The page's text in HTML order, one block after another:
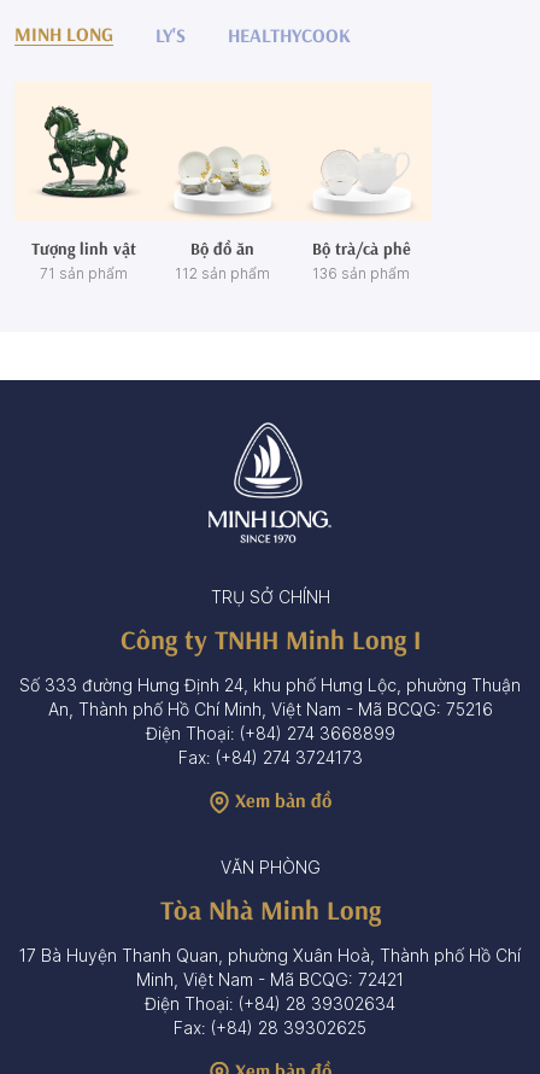
MINH LONG LY'S HEALTHYCOOK
Tượng linh vật
71 sản phẩm
Bộ đồ ăn
112 sản phẩm
Bộ trà/cà phê
136 sản phẩm
TRỤ SỞ CHÍNH
Công ty TNHH Minh Long I
Số 333 đường Hưng Định 24, khu phố Hưng Lộc, phường Thuận
An, Thành phố Hồ Chí Minh, Việt Nam - Mã BCQG: 75216
Điện Thoại: (+84) 274 3668899
Fax: (+84) 274 3724173
Xem bản đồ
VĂN PHÒNG
Tòa Nhà Minh Long
17 Bà Huyện Thanh Quan, phường Xuân Hoà, Thành phố Hồ Chí
Minh, Việt Nam - Mã BCQG: 72421
Điện Thoại: (+84) 28 39302634
Fax: (+84) 28 39302625